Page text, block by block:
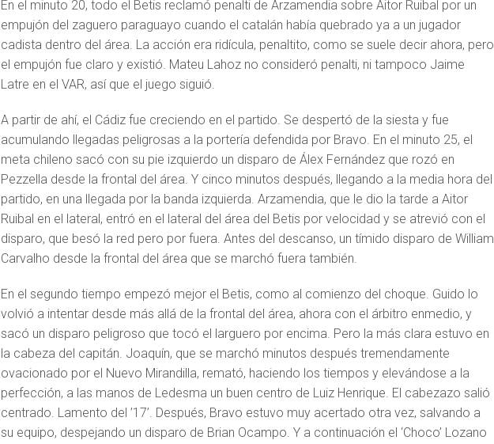
En el minuto 20, todo el Betis reclamó penalti de Arzamendia sobre Aitor Ruibal por un
empujón del zaguero paraguayo cuando el catalán había quebrado ya a un jugador
cadista dentro del área. La acción era ridícula, penaltito, como se suele decir ahora, pero
el empujón fue claro y existió. Mateu Lahoz no consideró penalti, ni tampoco Jaime
Latre en el VAR, así que el juego siguió.
A partir de ahí, el Cádiz fue creciendo en el partido. Se despertó de la siesta y fue
acumulando llegadas peligrosas a la portería defendida por Bravo. En el minuto 25, el
meta chileno sacó con su pie izquierdo un disparo de Álex Fernández que rozó en
Pezzella desde la frontal del área. Y cinco minutos después, llegando a la media hora del
partido, en una llegada por la banda izquierda. Arzamendia, que le dio la tarde a Aitor
Ruibal en el lateral, entró en el lateral del área del Betis por velocidad y se atrevió con el
disparo, que besó la red pero por fuera. Antes del descanso, un tímido disparo de William
Carvalho desde la frontal del área que se marchó fuera también.
En el segundo tiempo empezó mejor el Betis, como al comienzo del choque. Guido lo
volvió a intentar desde más allá de la frontal del área, ahora con el árbitro enmedio, y
sacó un disparo peligroso que tocó el larguero por encima. Pero la más clara estuvo en
la cabeza del capitán. Joaquín, que se marchó minutos después tremendamente
ovacionado por el Nuevo Mirandilla, remató, haciendo los tiempos y elevándose a la
perfección, a las manos de Ledesma un buen centro de Luiz Henrique. El cabezazo salió
centrado. Lamento del ’17’. Después, Bravo estuvo muy acertado otra vez, salvando a
su equipo, despejando un disparo de Brian Ocampo. Y a continuación el ‘Choco’ Lozano